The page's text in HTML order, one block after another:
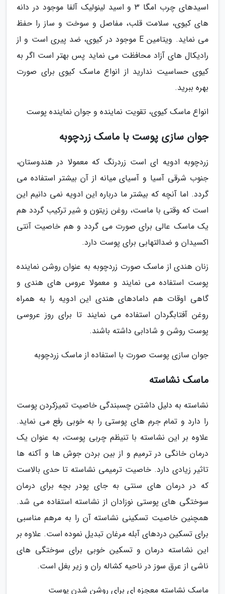
اسیدهای چرب امگا 3 و اسید لینولیک آلفا موجود در دانه
های کیوی، سلامت قلب، مفاصل و سوخت و ساز را حفظ
می نماید. ویتامین E موجود در کیوی، ضد پیری است و از
رادیکال های آزاد محافظت می نماید پس بهتر است اگر به
کیوی حساسیت ندارید از انواع ماسک کیوی برای صورت
بهره ببرید.
انواع ماسک کیوی، تقویت نماینده و جوان نماینده پوست
جوان سازی پوست با ماسک زردچوبه
زردچوبه ادویه ای است زردرنگ که معمولا در هندوستان،
جنوب شرقی آسیا و آسیای میانه از آن بیشتر استفاده می
گردد. اما آنچه که بیشتر ما درباره این ادویه نمی دانیم این
است که وقتی با ماست، روغن زیتون و شیر ترکیب گردد هم
یک ماسک عالی برای صورت می گردد و هم خاصیت آنتی
اکسیدان و ضدالتهابی برای پوست دارد.
زنان هندی از ماسک صورت زردچوبه به عنوان روشن نماینده
پوست استفاده می نمایند و معمولا عروس های هندی و
گاهی اوقات هم دامادهای هندی این ادویه را به همراه
روغن آفتابگردان استفاده می نمایند تا برای روز عروسی
پوست روشن و شادابی داشته باشند.
جوان سازی پوست صورت با استفاده از ماسک زردچوبه
ماسک نشاسته
نشاسته به دلیل داشتن چسبندگی خاصیت تمیزکردن پوست
را دارد و تمام جرم های پوستی را به خوبی رفع می نماید.
علاوه بر این نشاسته با تنیظم چربی پوست، به عنوان یک
درمان خانگی در ترمیم و از بین بردن جوش ها و آکنه ها
تاثیر زیادی دارد. خاصیت ترمیمی نشاسته تا حدی بالاست
که در درمان های سنتی به جای پودر بچه برای درمان
سوختگی های پوستی نوزادان از نشاسته استفاده می شد.
همچنین خاصیت تسکینی نشاسته آن را به مرهم مناسبی
برای تسکین دردهای آبله مرغان تبدیل نموده است. علاوه بر
این نشاسته درمان و تسکین خوبی برای سوختگی های
ناشی از عرق سوز در ناحیه کشاله ران و زیر بغل است.
ماسک نشاسته معجزه ای برای روشن شدن پوست